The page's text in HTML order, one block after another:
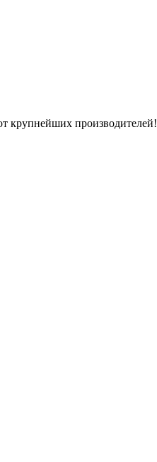
крупнейших производителей!